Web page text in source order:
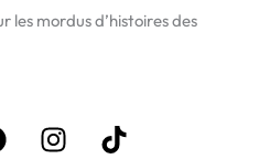
les mordus d’histoires des
Instagram
Tiktok